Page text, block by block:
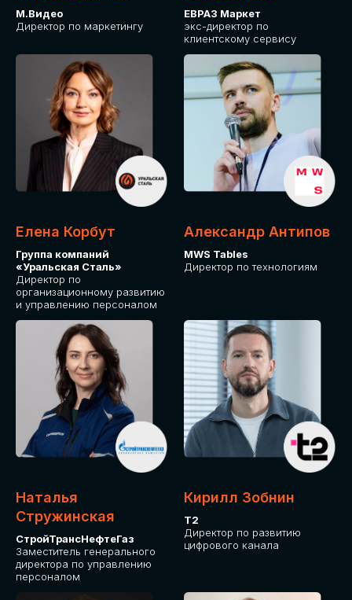
М.Видео
Директор по маркетингу
ЕВРАЗ Маркет
экс-директор по
клиентскому сервису
Елена Корбут
Группа компаний
«Уральская Сталь»
Директор по
организационному развитию
и управлению персоналом
Александр Антипов
MWS Tables
Директор по технологиям
Наталья
Стружинская
СтройТрансНефтеГаз
Заместитель генерального
директора по управлению
персоналом
Кирилл Зобнин
Т2
Директор по развитию
цифрового канала
Приглашаем стать спикером GLOBAL
TECH FORUM и поделиться своим
опытом и экспертизой. Будем рады
сотрудничеству!
СТАТЬ
СПИКЕРОМ
IT Solutions for Business